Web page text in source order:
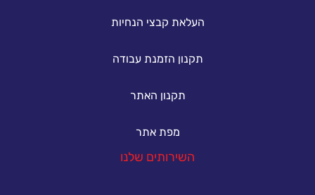
העלאת קבצי הנחיות
תקנון הזמנת עבודה
תקנון האתר
מפת אתר
השירותים שלנו